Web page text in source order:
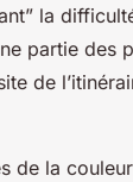
la
partie des
de
de la